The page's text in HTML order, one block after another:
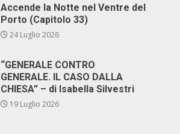
Accende la Notte nel Ventre del
Porto (Capitolo 33)
24 Luglio 2026
“GENERALE CONTRO
GENERALE. IL CASO DALLA
CHIESA” – di Isabella Silvestri
19 Luglio 2026